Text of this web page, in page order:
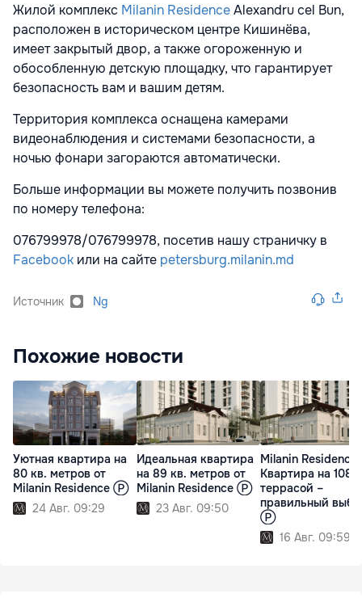
Жилой комплекс Milanin ResidenceAlexandru cel Bun,
расположен в историческом центре Кишинёва,
имеет закрытый двор, а также огороженную и
обособленную детскую площадку, что гарантирует
безопасность вам и вашим детям.
Территория комплекса оснащена камерами
видеонаблюдения и системами безопасности, а
ночью фонари загораются автоматически.
Больше информации вы можете получить позвонив
по номеру телефона:
076799978/076799978, посетив нашу страничку в
Facebook или на сайте petersburg.milanin.md
Источник Ng
Похожие новости
Уютная квартира на
80 кв. метров от
Milanin Residence Ⓟ
24 Авг. 09:29
Идеальная квартира
на 89 кв. метров от
Milanin Residence Ⓟ
23 Авг. 09:50
Milanin Residence:
Квартира на 108
террасой –
правильный
Ⓟ
16 Авг. 09:59